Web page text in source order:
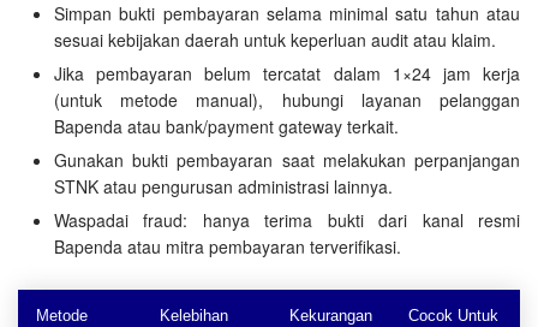
Simpan bukti pembayaran selama minimal satu tahun atau
sesuai kebijakan daerah untuk keperluan audit atau klaim.
Jika pembayaran belum tercatat dalam 1×24 jam kerja
(untuk metode manual), hubungi layanan pelanggan
Bapenda atau bank/payment gateway terkait.
Gunakan bukti pembayaran saat melakukan perpanjangan
STNK atau pengurusan administrasi lainnya.
Waspadai fraud: hanya terima bukti dari kanal resmi
Bapenda atau mitra pembayaran terverifikasi.
Metode Kelebihan Kekurangan Cocok Untuk